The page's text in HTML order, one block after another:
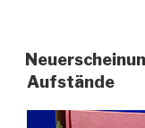
entfesselter
Leidenschaften“
Marius
Aufstände